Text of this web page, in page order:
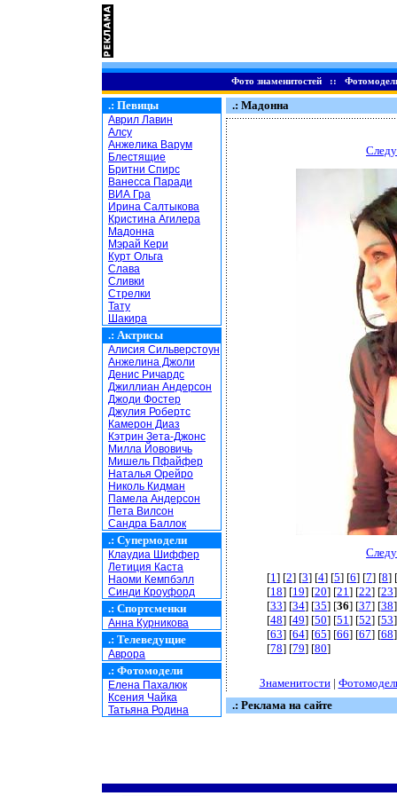
Фото знаменитостей::
.: Певицы
Аврил Лавин
Алсу
Анжелика Варум
Блестящие
Бритни Спирс
Ванесса Паради
ВИА Гра
Ирина Салтыкова
Кристина Агилера
Мадонна
Мэрай Кери
Курт Ольга
Слава
Сливки
Стрелки
Тату
Шакира
.: Актрисы
Алисия Сильверстоун
Анжелина Джоли
Денис Ричардс
Джиллиан Андерсон
Джоди Фостер
Джулия Робертс
Камерон Диаз
Кэтрин Зета-Джонс
Милла Йововичь
Мишель Пфайфер
Наталья Орейро
Николь Кидман
Памела Андерсон
Пета Вилсон
Сандра Баллок
.: Супермодели
Клаудиа Шиффер
Летиция Каста
Наоми Кемпбэлл
Синди Кроуфорд
.: Спортсменки
Анна Курникова
.: Телеведущие
Аврора
.: Фотомодели
Елена Пахалюк
Ксения Чайка
Татьяна Родина
.: Мадонна
[1] [2] [3] [4] [5] [6] [7] [8] [
[18] [19] [20] [21] [22] [23
[33] [34] [35] [36] [37] [38
[48] [49] [50] [51] [52] [53
[63] [64] [65] [66] [67] [68
[78] [79] [80]
Знаменитости|
.: Реклама на сайте